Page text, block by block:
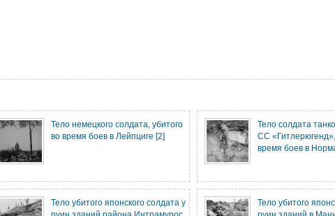
Тело немецкого солдата, убитого
во время боев в Лейпциге [2]
Тело солдата
СС «Гитлерюгенд»,
время боев в
Тело убитого японского солдата у
Тело убитого